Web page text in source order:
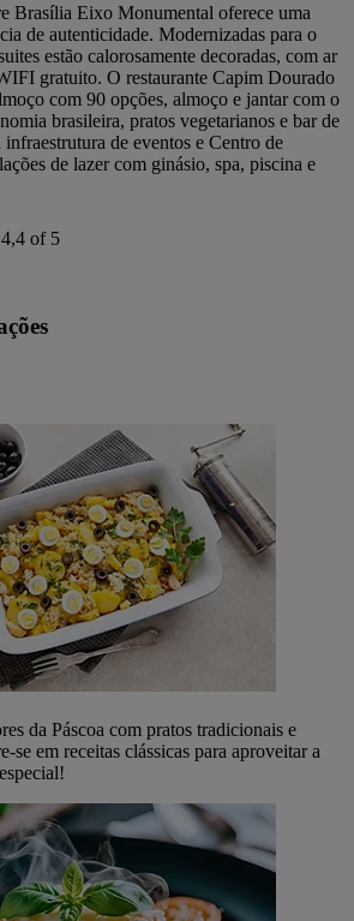
Brasília Eixo Monumental oferece uma
de autenticidade. Modernizadas para o
estão calorosamente decoradas, com ar
gratuito. O restaurante Capim Dourado
com 90 opções, almoço e jantar com o
brasileira, pratos vegetarianos e bar de
infraestrutura de eventos e Centro de
de lazer com ginásio, spa, piscina e
of 5
da Páscoa com pratos tradicionais e
se em receitas clássicas para aproveitar a